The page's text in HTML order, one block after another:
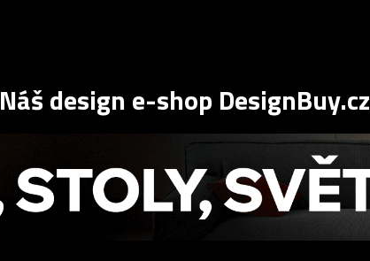
Náš design e-shop DesignBuy.cz